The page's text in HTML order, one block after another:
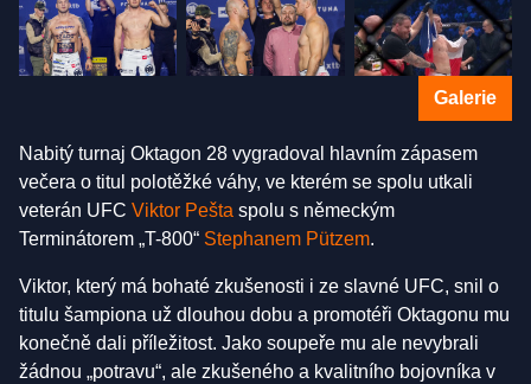
Galerie
Nabitý turnaj Oktagon 28 vygradoval hlavním zápasem
večera o titul polotěžké váhy, ve kterém se spolu utkali
veterán UFC Viktor Pešta spolu s německým
Terminátorem „T-800“ Stephanem Pützem.
Viktor, který má bohaté zkušenosti i ze slavné UFC, snil o
titulu šampiona už dlouhou dobu a promotéři Oktagonu mu
konečně dali příležitost. Jako soupeře mu ale nevybrali
žádnou „potravu“, ale zkušeného a kvalitního bojovníka v